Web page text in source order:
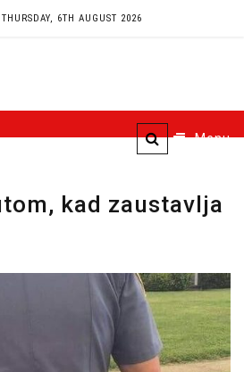
THURSDAY, 6TH AUGUST 2026
Menu
kad zaustavlja